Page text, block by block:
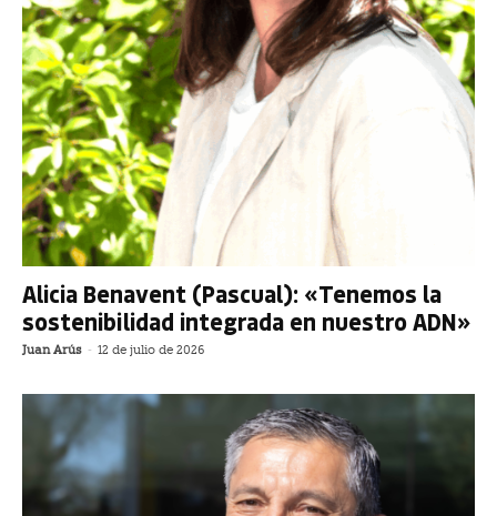
Alicia Benavent (Pascual): «Tenemos la
sostenibilidad integrada en nuestro ADN»
Juan Arús - 12 de julio de 2026